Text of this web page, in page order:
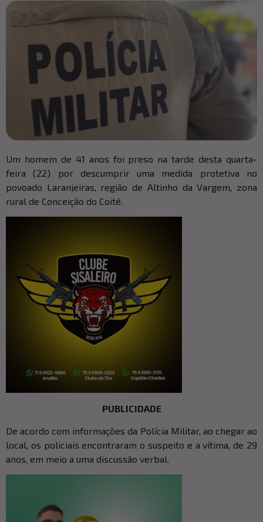
Um homem de 41 anos foi preso na tarde desta quarta-
feira (22) por descumprir uma medida protetiva no
povoado Laranjeiras, região de Altinho da Vargem, zona
rural de Conceição do Coité.
PUBLICIDADE
De acordo com informações da Polícia Militar, ao chegar ao
local, os policiais encontraram o suspeito e a vítima, de 29
anos, em meio a uma discussão verbal.